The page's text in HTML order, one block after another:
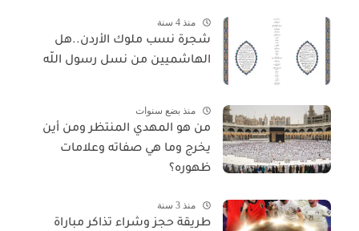
منذ 4 سنة
شجرة نسب ملوك الأردن..هل
الهاشميين من نسل رسول اللّه
منذ بضع سنوات
من هو المهدي المنتظر ومن أين
يخرج وما هي صفاته وعلامات
ظهوره؟
منذ 3 سنة
طريقة حجز وشراء تذاكر مباراة